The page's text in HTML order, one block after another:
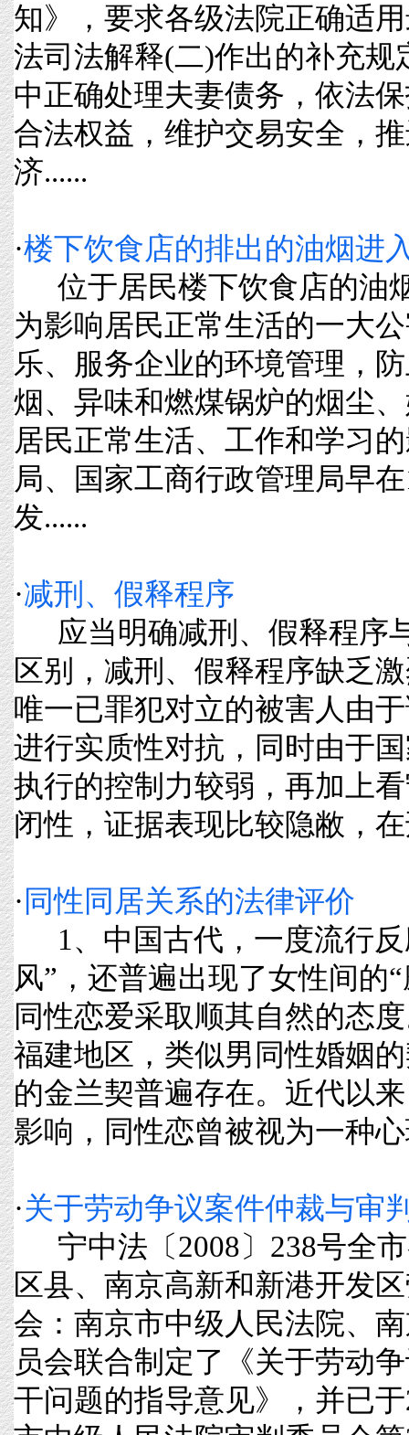
知》，要求各级法院正确适
法司法解释(二)作出的补充规
中正确处理夫妻债务，依法
合法权益，维护交易安全，
济......
·楼下饮食店的排出的油烟进
位于居民楼下饮食店的油
为影响居民正常生活的一大
乐、服务企业的环境管理，
烟、异味和燃煤锅炉的烟尘
居民正常生活、工作和学习
局、国家工商行政管理局早
发......
·减刑、假释程序
应当明确减刑、假释程序
区别，减刑、假释程序缺乏
唯一已罪犯对立的被害人由
进行实质性对抗，同时由于
执行的控制力较弱，再加上
闭性，证据表现比较隐敝，
· 同性同居关系的法律评价
1、中国古代，一度流行反
风”，还普遍出现了女性间的
同性恋爱采取顺其自然的态
福建地区，类似男同性婚姻
的金兰契普遍存在。近代以
影响，同性恋曾被视为一种
·关于劳动争议案件仲裁与审
宁中法〔2008〕238号全
区县、南京高新和新港开发
会：南京市中级人民法院、
员会联合制定了《关于劳动
干问题的指导意见》，并已